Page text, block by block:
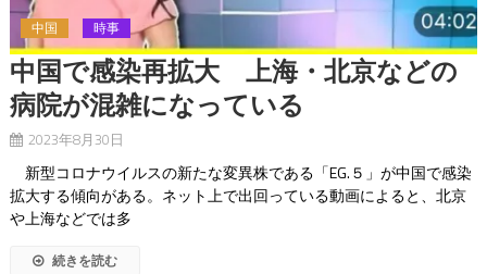
中国 時事
中国で感染再拡大 上海・北京などの
病院が混雑になっている
2023年8月30日
新型コロナウイルスの新たな変異株である「EG.５」が中国で感染
拡大する傾向がある。ネット上で出回っている動画によると、北京
や上海などでは多
続きを読む